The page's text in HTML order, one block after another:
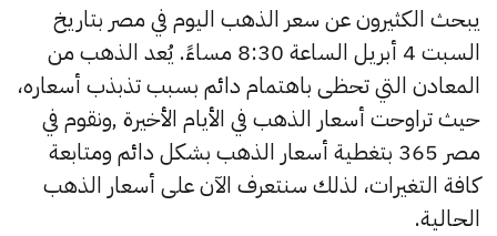
يبحث الكثيرون عن سعر الذهب اليوم في مصر بتاريخ
السبت 4 أبريل الساعة 8:30 مساءً. يُعد الذهب من
المعادن التي تحظى باهتمام دائم بسبب تذبذب أسعاره،
حيث تراوحت أسعار الذهب في الأيام الأخيرة ,ونقوم في
مصر 365 بتغطية أسعار الذهب بشكل دائم ومتابعة
كافة التغيرات، لذلك سنتعرف الآن على أسعار الذهب
الحالية.